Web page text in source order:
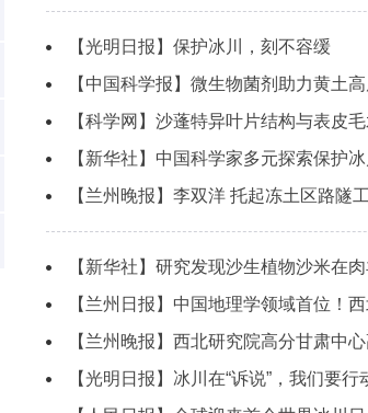
【光明日报】保护冰川，刻不容缓
【中国科学报】微生物菌剂助力黄土
【科学网】沙蓬特异叶片结构与表皮
【新华社】中国科学家多元探索保护冰
【兰州晚报】李双洋 托起冻土区路隧
【新华社】研究发现沙生植物沙米在
【兰州日报】中国地理学领域首位！
【兰州晚报】西北研究院高分甘肃中
【光明日报】冰川在“诉说”，我们要行